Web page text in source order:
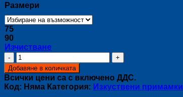
Размери
75
90
Изчистване
количество
за
HERAKLES:
WT
DOG
Добавяне в количката
Всички цени са с включено ДДС.
Код: Няма Категория: Изкуствени примамки